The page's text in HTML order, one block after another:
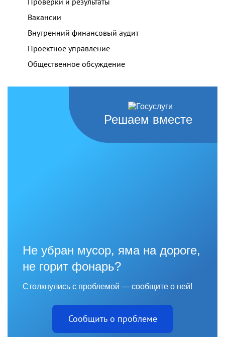
Вакансии
Внутренний финансовый аудит
Проектное управление
Общественное обсуждение
Решаем вместе
Не убран мусор, яма на дороге,
не горит фонарь?
Столкнулись с проблемой — сообщите о ней!
Сообщить о проблеме